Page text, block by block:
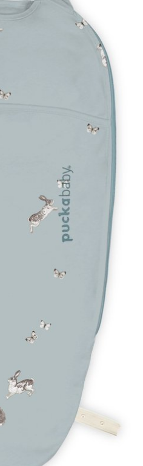
slapen met het
Geschikt voor
en gemaakt van zacht
van 0.5. De armpjes
waardoor je kleintje
schrikt. Comfortabel,
voor traditioneel
Bunnies-print en fijne